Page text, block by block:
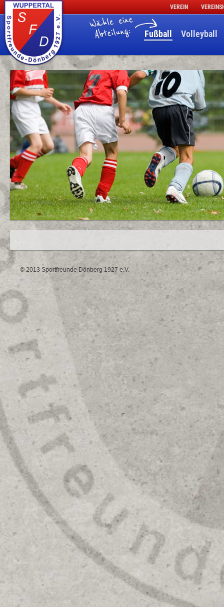
VEREIN
Fußball Volleyball
© 2013 Sportfreunde Dönberg 1927 e.V.